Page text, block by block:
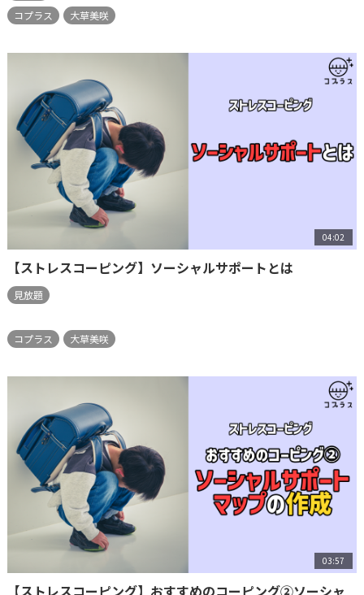
コプラス
大草美咲
04:02
【ストレスコーピング】ソーシャルサポートとは
見放題
コプラス 大草美咲
03:57
【ストレスコーピング】おすすめのコーピング②ソーシャ